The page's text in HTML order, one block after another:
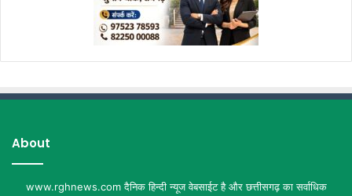
About
www.rghnews.com दैनिक हिन्दी न्यूज वेबसाईट है और छत्तीसगढ़ का सर्वाधिक